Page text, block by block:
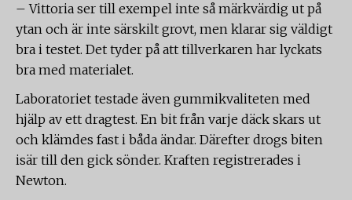
– Vittoria ser till exempel inte så märkvärdig ut på
ytan och är inte särskilt grovt, men klarar sig väldigt
bra i testet. Det tyder på att tillverkaren har lyckats
bra med materialet.
Laboratoriet testade även gummikvaliteten med
hjälp av ett dragtest. En bit från varje däck skars ut
och klämdes fast i båda ändar. Därefter drogs biten
isär till den gick sönder. Kraften registrerades i
Newton.